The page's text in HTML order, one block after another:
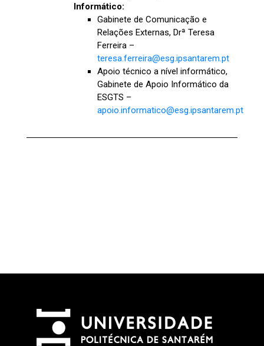
Informático:
Gabinete de Comunicação e
Relações Externas, Drª Teresa
Ferreira –
teresa.ferreira@esg.ipsantarem.pt
Apoio técnico a nível informático,
Gabinete de Apoio Informático da
ESGTS –
apoio.informatico@esg.ipsantarem.pt